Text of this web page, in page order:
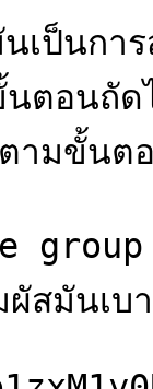
เป็นก
อนถัด
ามขั้นต
group
สมันเ